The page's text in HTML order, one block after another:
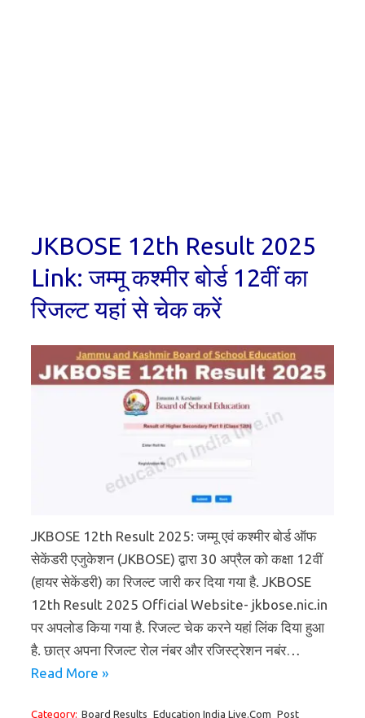
JKBOSE 12th Result 2025
Link: जम्मू कश्मीर बोर्ड 12वीं का
रिजल्ट यहां से चेक करें
JKBOSE 12th Result 2025: जम्मू एवं कश्मीर बोर्ड ऑफ
सेकेंडरी एजुकेशन (JKBOSE) द्वारा 30 अप्रैल को कक्षा 12वीं
(हायर सेकेंडरी) का रिजल्ट जारी कर दिया गया है. JKBOSE
12th Result 2025 Official Website- jkbose.nic.in
पर अपलोड किया गया है. रिजल्ट चेक करने यहां लिंक दिया हुआ
है. छात्र अपना रिजल्ट रोल नंबर और रजिस्ट्रेशन नबंर…
Read More »
Category: Board Results Education India Live.Com Post